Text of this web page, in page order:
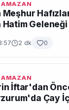
Geleneği
2 dk 0
İftar'dan
Çay